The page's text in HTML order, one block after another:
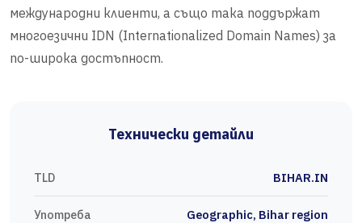
международни клиенти, а също така поддържат
многоезични IDN (Internationalized Domain Names) за
по-широка достъпност.
Технически детайли
TLD BIHAR.IN
Употреба Geographic, Bihar region